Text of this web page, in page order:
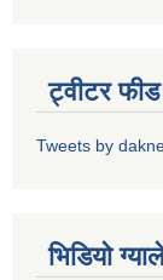
ट्वीटर फीड
Tweets by
भिडियाे